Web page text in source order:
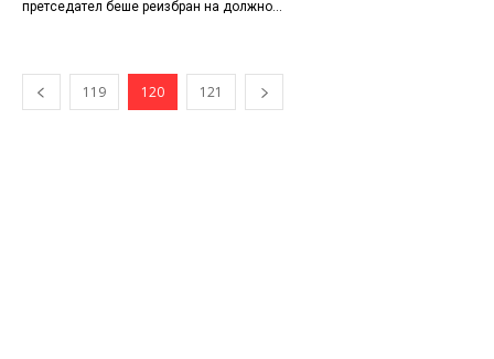
претседател беше реизбран на должно...
119 120 121